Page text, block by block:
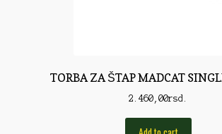
TORBA ZA ŠTAP MADCAT
2.460,00rsd.